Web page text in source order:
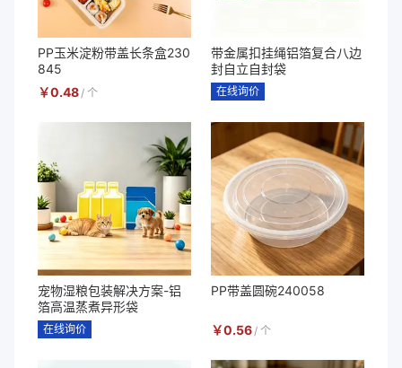
PP玉米淀粉带盖长条盒230
845
￥0.48/ 个
带金属扣挂绳铝箔复合八边
封自立自封袋
在线询价
宠物湿粮包装解决方案-铝
箔高温蒸煮异形袋
在线询价
PP带盖圆碗240058
￥0.56/ 个